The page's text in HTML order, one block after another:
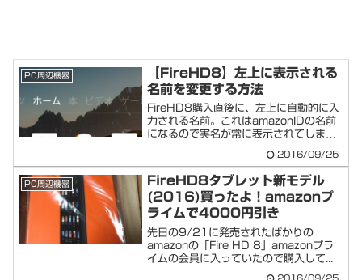
PC周辺機器
【FireHD8】左上に表示される
名前を変更する方法
FireHD8購入直後に、左上に自動的に入
力される名前。これはamazonIDの名前
になるので実名が常に表示されてしま
2016/09/25
PC周辺機器
FireHD8タブレット新モデル
(2016)買ったよ！amazonプ
ライムで4000円引き
先日の9/21に発売されたばかりの
amazonの「Fire HD 8」amazonプラ
イムの会員に入っていたので購入して...
2016/09/25